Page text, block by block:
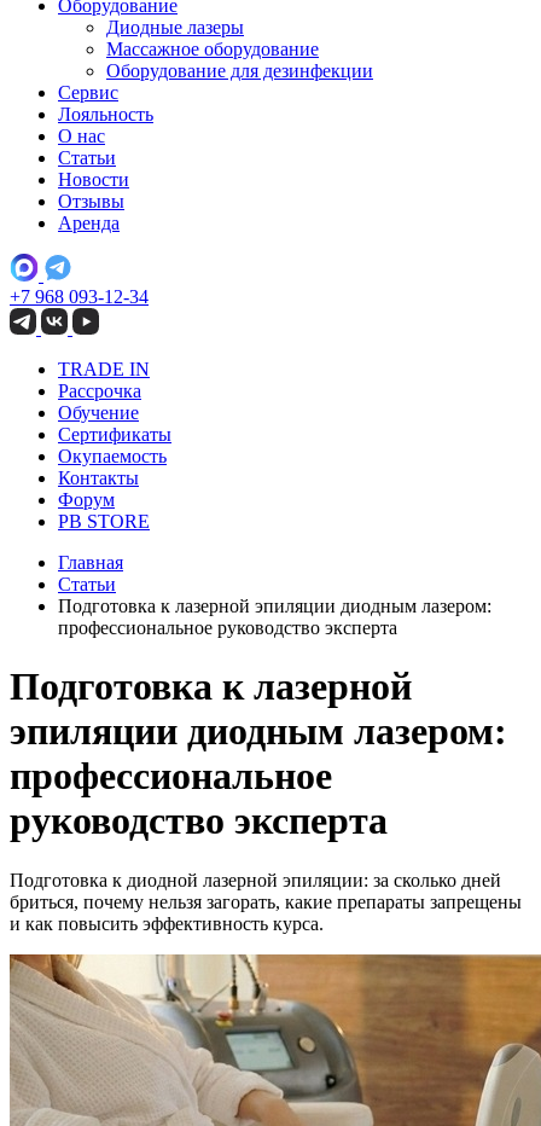
Оборудование
Диодные лазеры
Массажное оборудование
Оборудование для дезинфекции
Сервис
Лояльность
О нас
Статьи
Новости
Отзывы
Аренда
+7 968 093-12-34
TRADE IN
Рассрочка
Обучение
Сертификаты
Окупаемость
Контакты
Форум
PB STORE
Главная
Статьи
Подготовка к лазерной эпиляции диодным лазером:
профессиональное руководство эксперта
Подготовка к лазерной
эпиляции диодным лазером:
профессиональное
руководство эксперта
Подготовка к диодной лазерной эпиляции: за сколько дней
бриться, почему нельзя загорать, какие препараты запрещены
и как повысить эффективность курса.